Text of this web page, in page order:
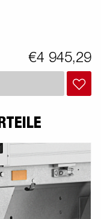
Integrierte
breites
€4 945,29